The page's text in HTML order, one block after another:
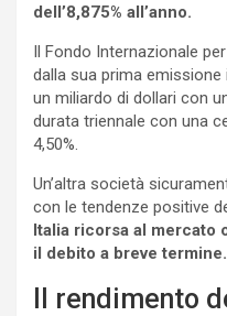
dell’8,875% all’anno.
Il Fondo Internazionale
dalla sua prima
un miliardo di dollari con
durata triennale con una
4,50%.
Un’altra società
con le tendenze positive
Italia ricorsa al mercato
il debito a breve termine.
Il rendimento